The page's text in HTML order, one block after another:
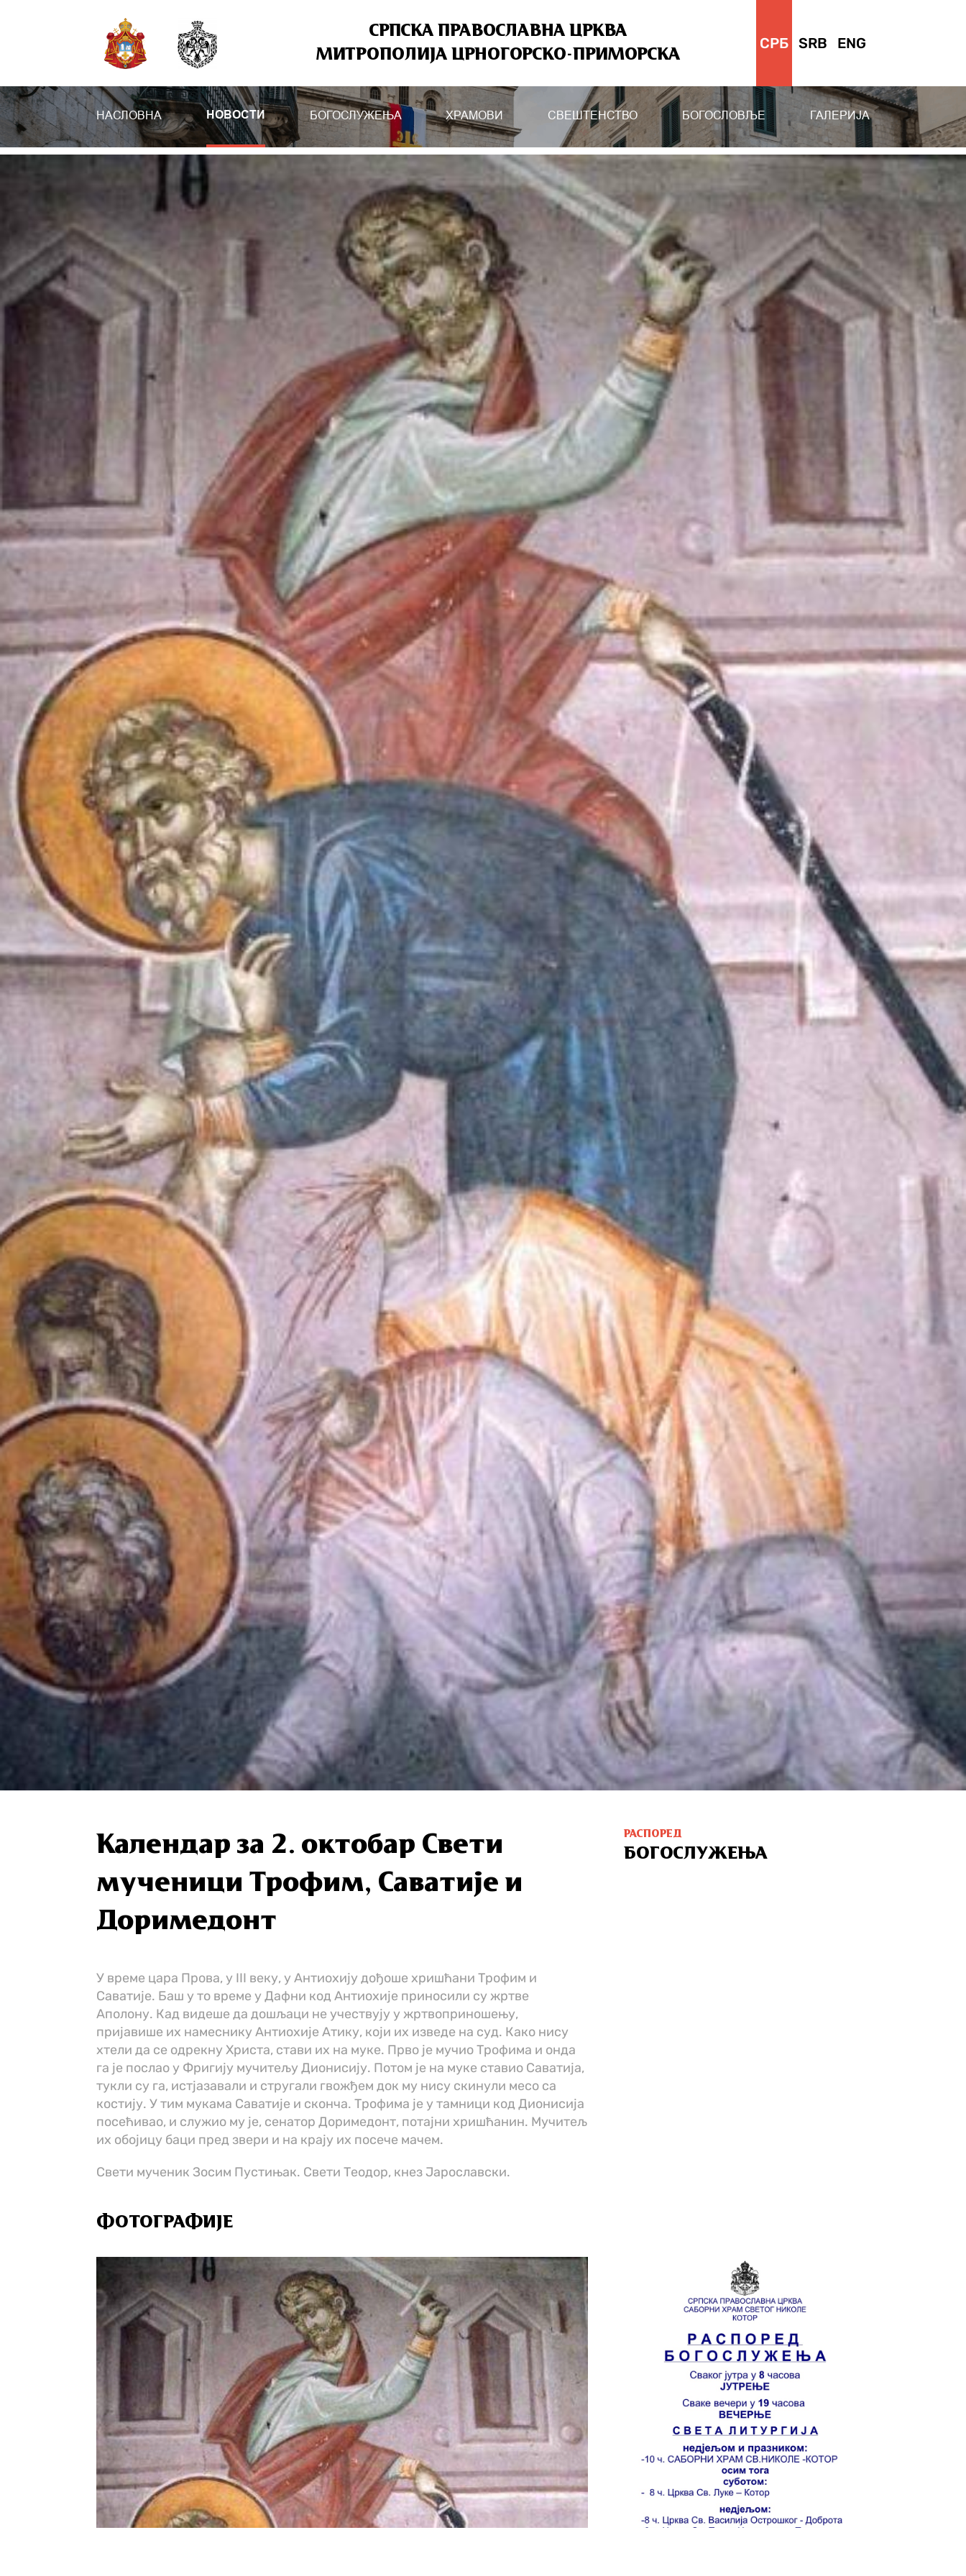
СРПСКА ПРАВОСЛАВНА ЦРКВА
МИТРОПОЛИЈА ЦРНОГОРСКО-ПРИМОРСКА
СРБ SRB ENG
НАСЛОВНА НОВОСТИ БОГОСЛУЖЕЊА ХРАМОВИ СВЕШТЕНСТВО БОГОСЛОВЉЕ ГАЛЕРИЈА
Календар за 2. октобар Свети
мученици Трофим, Саватије и
Доримедонт
У време цара Прова, у III веку, у Антиохију дођоше хришћани Трофим и
Саватије. Баш у то време у Дафни код Антиохије приносили су жртве
Аполону. Кад видеше да дошљаци не учествују у жртвоприношењу,
пријавише их намеснику Антиохије Атику, који их изведе на суд. Како нису
хтели да се одрекну Христа, стави их на муке. Прво је мучио Трофима и онда
га је послао у Фригију мучитељу Дионисију. Потом је на муке ставио Саватија,
тукли су га, истјазавали и стругали гвожђем док му нису скинули месо са
костију. У тим мукама Саватије и сконча. Трофима је у тамници код Дионисија
посећивао, и служио му је, сенатор Доримедонт, потајни хришћанин. Мучитељ
их обојицу баци пред звери и на крају их посече мачем.
Свети мученик Зосим Пустињак. Свети Теодор, кнез Јарославски.
ФОТОГРАФИЈЕ
РАСПОРЕД
БОГОСЛУЖЕЊА